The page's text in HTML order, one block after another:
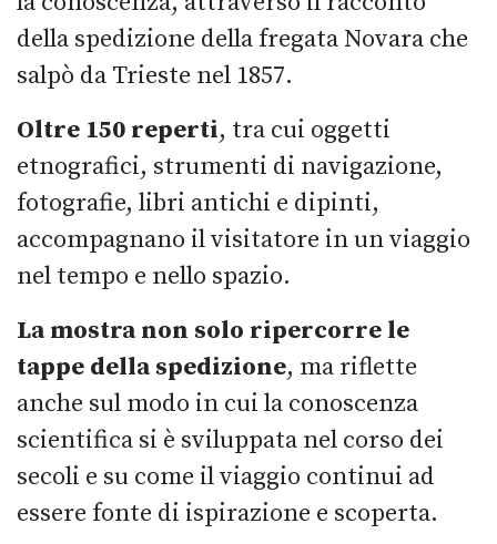
della spedizione della fregata Novara che
salpò da Trieste nel 1857.
Oltre 150 reperti, tra cui oggetti
etnografici, strumenti di navigazione,
fotografie, libri antichi e dipinti,
accompagnano il visitatore in un viaggio
nel tempo e nello spazio.
La mostra non solo ripercorre le
tappe della spedizione, ma riflette
anche sul modo in cui la conoscenza
scientifica si è sviluppata nel corso dei
secoli e su come il viaggio continui ad
essere fonte di ispirazione e scoperta.